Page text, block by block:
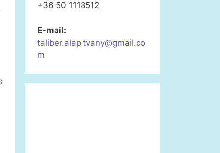
+36 50 1118512
E-mail:
taliber.alapitvany@gmail.co
m